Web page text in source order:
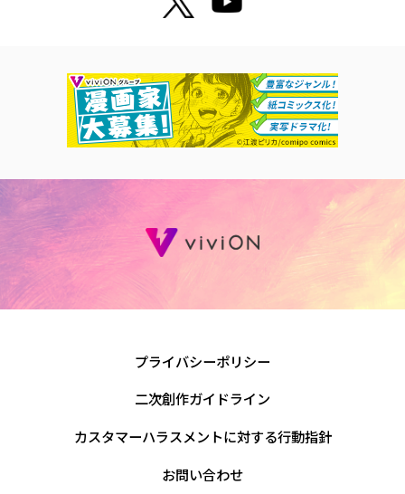
プライバシーポリシー
二次創作ガイドライン
カスタマーハラスメントに対する行動指針
お問い合わせ